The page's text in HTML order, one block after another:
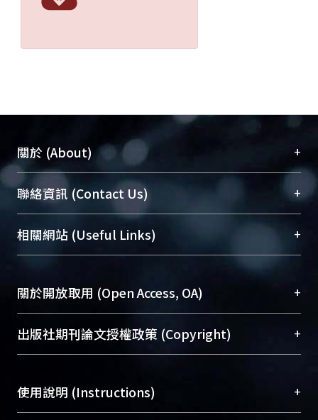
關於 (About) +
臺大位居世界頂尖大學之列，為永久珍藏及向國際
展現本校豐碩的研究成果及學術能量，圖書館整合
機構典藏（NTUR）與學術庫（AH）不同功能平
台，成為臺大學術典藏NTU scholars。期能整合研
究能量、促進交流合作、保存學術產出、推廣研究
成果。
To permanently archive and promote researcher
profiles and scholarly works, Library integrates the
services of “NTU Repository” with “Academic
聯絡資訊 (Contact Us) +
總館學科館員(Main Library)
醫學圖書館學科館員(Medical Library)
(Social
Sciences Library)
相關網站 (Useful Links) +
關於開放取用 (Open Access, OA) +
開放取用是從使用者角度提升資訊取用性的社會運
動，應用在學術研究上是透過將研究著作公開供使
用逐年攀升。同時可加速研究發展、提升研究影響
出版社期刊論文授權政策 (Copyright) +
含部分內容的版權非匯入者所有，或由第三方贊
助與合作完成，請確認該版權所有者及第三方同
使用說明 (Instructions) +